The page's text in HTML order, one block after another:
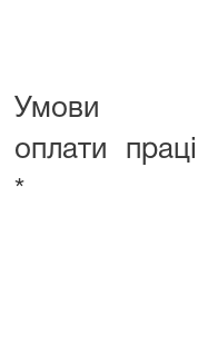
Умови
оплати праці
*